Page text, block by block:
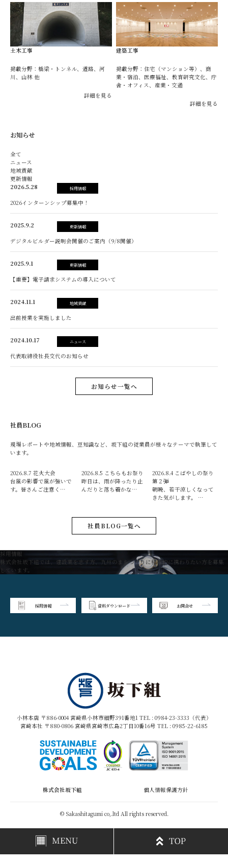
土木工事
掲載分野：橋梁・トンネル、道路、河
川、山林 他
詳細を見る
建築工事
掲載分野：住宅（マンション等）、商
業・宿泊、医療福祉、教育研究文化、庁
舎・オフィス、産業・交通
詳細を見る
お知らせ
全て
ニュース
地域貢献
更新情報
2026.5.28
採用情報
2026インターンシップ募集中！
2025.9.2 更新情報
デジタルビルダー説明会開催のご案内（9/8開催）
2025.9.1 更新情報
【重要】電子請求システムの導入について
2024.11.1 地域貢献
出前授業を実施しました
2024.10.17 ニュース
代表取締役社長交代のお知らせ
お知らせ一覧へ
社員BLOG
現場レポートや地域情報、豆知識など、坂下組の従業員が様々なテーマで執筆して
います。
2026.8.7 花火大会
台風の影響で風が強いで
す。皆さんご注意く…
2026.8.5 こちらもお祭り
昨日は、雨が降ったり止
んだりと落ち着かな…
2026.8.4 こばやしの祭り
第２弾
朝晩、若干涼しくなって
きた気がします。 …
社員BLOG一覧へ
採用情報
株式会社坂下組では、建設業を志す方、九州のまちづくりに積極的に携わりたい方を募集
しています。
採用情報 資料ダウンロード お問合せ
小林本店 〒886-0004 宮崎県小林市細野391番地1 TEL : 0984-23-3333（代表）
宮崎本社 〒880-0806 宮崎県宮崎市広島2丁目10番16号 TEL : 0985-22-6185
株式会社坂下組 個人情報保護方針
© Sakashitagumi co,.ltd All rights reserved.